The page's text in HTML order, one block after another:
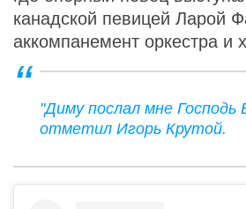
канадской певицей Ларой
аккомпанемент оркестра и
"Диму послал мне Господь
отметил Игорь Крутой.